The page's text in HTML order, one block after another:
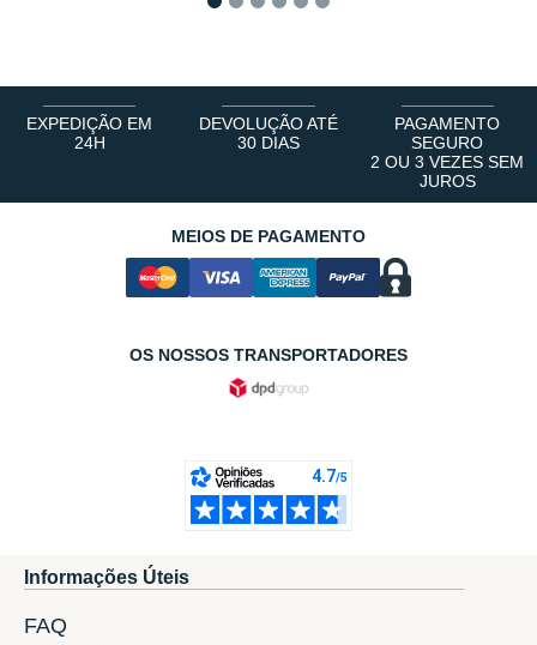
EXPEDIÇÃO EM
24H
DEVOLUÇÃO ATÉ
30 DIAS
PAGAMENTO
SEGURO
2 OU 3 VEZES SEM
JUROS
MEIOS DE PAGAMENTO
OS NOSSOS TRANSPORTADORES
Informações Úteis
FAQ